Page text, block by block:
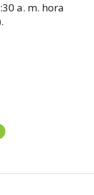
a. m. hora